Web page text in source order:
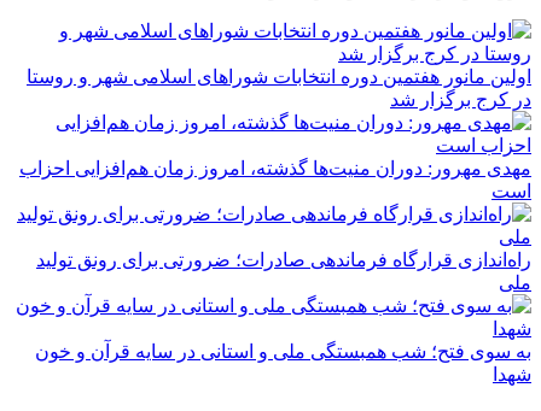
اولین مانور هفتمین دوره انتخابات شوراهای اسلامی شهر و روستا
در کرج برگزار شد
مهدی مهرور: دوران منیت‌ها گذشته، امروز زمان هم‌افزایی احزاب
است
راه‌اندازی قرارگاه فرماندهی صادرات؛ ضرورتی برای رونق تولید
ملی
به سوی فتح؛ شب همبستگی ملی و استانی در سایه قرآن و خون
شهدا